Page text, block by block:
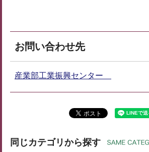
お問い合わせ先
産業部工業振興センター
同じカテゴリから探す